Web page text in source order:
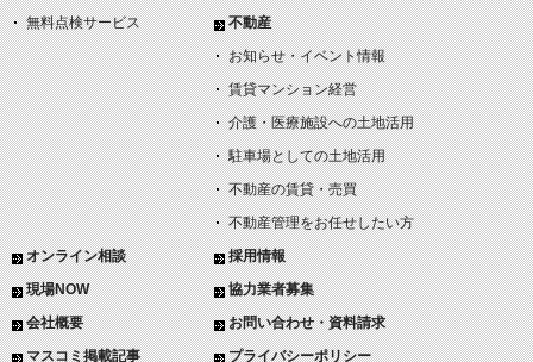
無料点検サービス
不動産
お知らせ・イベント情報
賃貸マンション経営
介護・医療施設への土地活用
駐車場としての土地活用
不動産の賃貸・売買
不動産管理をお任せしたい方
オンライン相談
現場NOW
会社概要
マスコミ掲載記事
採用情報
協力業者募集
お問い合わせ・資料請求
プライバシーポリシー